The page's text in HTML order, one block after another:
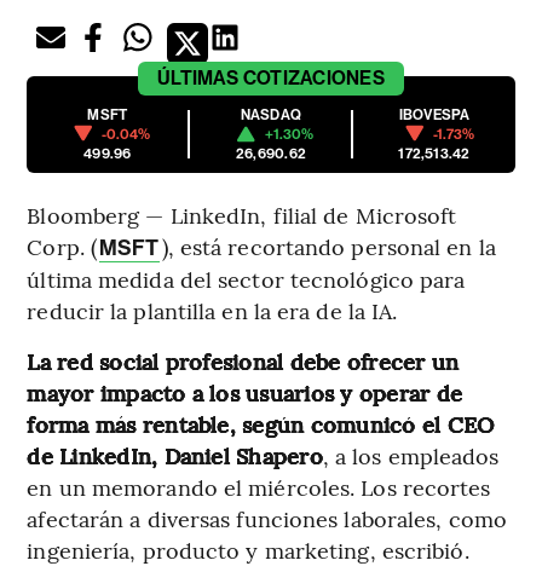
ÚLTIMAS COTIZACIONES
MSFT
-0.04%
499.96
NASDAQ
+1.30%
26,690.62
IBOVESPA
-1.73%
172,513.42
Bloomberg — LinkedIn, filial de Microsoft
Corp. (MSFT), está recortando personal en la
última medida del sector tecnológico para
reducir la plantilla en la era de la IA.
La red social profesional debe ofrecer un
mayor impacto a los usuarios y operar de
forma más rentable, según comunicó el CEO
de LinkedIn, Daniel Shapero, a los empleados
en un memorando el miércoles. Los recortes
afectarán a diversas funciones laborales, como
ingeniería, producto y marketing, escribió.